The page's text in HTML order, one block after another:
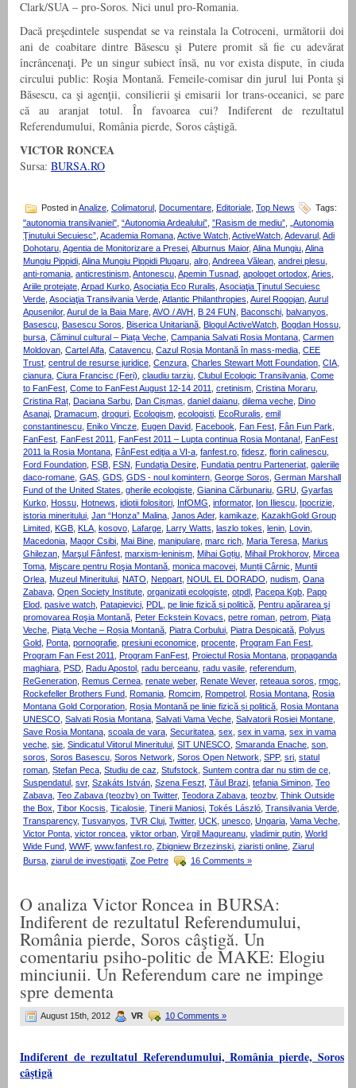
Clark/SUA – pro-Soros. Nici unul pro-Romania.
Dacă preşedintele suspendat se va reinstala la Cotroceni, următorii doi
ani de coabitare dintre Băsescu şi Putere promit să fie cu adevărat
încrâncenaţi. Pe un singur subiect însă, nu vor exista dispute, în ciuda
circului public: Roşia Montană. Femeile-comisar din jurul lui Ponta şi
Băsescu, ca şi agenţii, consilierii şi emisarii lor trans-oceanici, se pare
că au aranjat totul. În favoarea cui? Indiferent de rezultatul
Referendumului, România pierde, Soros câştigă.
VICTOR RONCEA
Sursa: BURSA.RO
Posted inAnalize Colimatorul Documentare Editoriale Top News
Tags:
"autonomia transilvaniei", “Autonomia Ardealului”, ”Rasism de mediu”, „Autonomia
Ţinutului Secuiesc”, Academia Romana, Active Watch, ActiveWatch, Adevarul , Adi
Dohotaru, Agentia de Monitorizare a Presei, Alburnus Maior, Alina Mungiu, Alina
Mungiu Pippidi, Alina Mungiu Pippidi Plugaru, alro, Andreea Vălean, andrei plesu,
anti-romania, anticrestinism, Antonescu, Apemin Tusnad, apologet ortodox, Aries,
Ariile protejate, Arpad Kurko, Asociația Eco Ruralis, Asociaţia Ţinutul Secuiesc
Verde, Asociaţia Transilvania Verde, Atlantic Philanthropies, Aurel Rogojan, Aurul
Apusenilor, Aurul de la Baia Mare, AVO / AVH , B 24 FUN, Baconschi, balvanyos,
Basescu, Basescu Soros, Biserica Unitariană, Blogul ActiveWatch, Bogdan Hossu,
bursa, Căminul cultural – Piața Veche, Campania Salvati Rosia Montana, Carmen
Moldovan, Cartel Alfa, Catavencu, Cazul Roșia Montană în mass-media, CEE
Trust, centrul de resurse juridice, Cenzura, Charles Stewart Mott Foundation, CIA,
cianura, Ciura Francisc (Feri), claudiu tarziu, Clubul Ecologic Transilvania, Come
to FanFest, Come to FanFest August 12-14 2011, cretinism, Cristina Moraru,
Cristina Raț, Daciana Sarbu, Dan Cișmaș, daniel daianu, dilema veche, Dino
Asanaj, Dramacum, droguri, Ecologism, ecologisti, EcoRuralis, emil
constantinescu, Eniko Vincze, Eugen David, Facebook, Fan Fest, Fân Fun Park,
FanFest, FanFest 2011, FanFest 2011 – Lupta continua Rosia Montana!, FanFest
2011 la Rosia Montana, FânFest ediţia a VI-a, fanfest.ro, fidesz, florin calinescu,
Ford Foundation, FSB, FSN, Fundația Desire, Fundatia pentru Parteneriat, galeriile
daco-romane, GAS, GDS, GDS - noul komintern, George Soros, German Marshall
Fund of the United States, gherile ecologiste, Gianina Cărbunariu, GRU, Gyarfas
Kurko, Hossu, Hotnews, idiotii folositori, InfOMG, informator, Ion Iliescu, Ipocrizie,
istoria mineritului, Jan “Honza” Malina, Janos Ader, kamikaze, KazakhGold Group
Limited, KGB, KLA, kosovo, Lafarge, Larry Watts, laszlo tokes, lenin, Lovin,
Macedonia, Magor Csibi, Mai Bine, manipulare, marc rich, Maria Teresa, Marius
Ghilezan, Marşul Fânfest, marxism-leninism, Mihai Goțiu, Mihail Prokhorov, Mircea
Toma, Mişcare pentru Roşia Montană, monica macovei, Munții Cârnic, Muntii
Orlea, Muzeul Mineritului, NATO, Neppart, NOUL EL DORADO, nudism, Oana
Zabava, Open Society Institute, organizatii ecologiste, otpdl , Pacepa Kgb, Papp
Elod, pasive watch, Patapievici, PDL, pe linie fizică și politică, Pentru apărarea şi
promovarea Roşia Montană, Peter Eckstein Kovacs, petre roman, petrom, Piața
Veche, Piața Veche – Roșia Montană, Piatra Corbului, Piatra Despicată, Polyus
Gold, Ponta, pornografie, presiuni economice, procente, Program Fan Fest,
Program Fan Fest 2011, Program FanFest, Proiectul Rosia Montana, propaganda
maghiara, PSD, Radu Apostol , radu berceanu, radu vasile, referendum,
ReGeneration, Remus Cernea, renate weber, Renate Wever, reteaua soros, rmgc,
Rockefeller Brothers Fund, Romania, Romcim, Rompetrol , Rosia Montana, Rosia
Montana Gold Corporation, Roșia Montană pe linie fizică și politică, Rosia Montana
UNESCO, Salvati Rosia Montana, Salvati Vama Veche, Salvatorii Rosiei Montane,
Save Rosia Montana, scoala de vara, Securitatea, sex, sex in vama, sex in vama
veche, sie, Sindicatul Viitorul Mineritului, SIT UNESCO, Smaranda Enache, son,
soros, Soros Basescu, Soros Network, Soros Open Network, SPP, sri, statul
roman, Ștefan Peca, Studiu de caz, Stufstock, Suntem contra dar nu stim de ce,
Suspendatul , svr, Szakáts István, Szena Feszt, Tăul Brazi, tefania Siminon, Teo
Zabava, Teo Zabava (teozbv) on Twitter, Teodora Zabava, teozbv, Think Outside
the Box, Tibor Kocsis, Ticalosie, Tinerii Maniosi, Tokés László, Transilvania Verde,
Transparency, Tusvanyos, TVR Cluj, Twitter, UCK, unesco, Ungaria, Vama Veche,
Victor Ponta, victor roncea, viktor orban, Virgil Magureanu, vladimir putin, World
Wide Fund, WWF, www.fanfest.ro, Zbigniew Brzezinski, ziaristi online, Ziarul
Bursa ziarul de investigatii Zoe Petre 16 Comments »
O analiza Victor Roncea in BURSA:
Indiferent de rezultatul Referendumului,
România pierde, Soros câştigă. Un
comentariu psiho-politic de MAKE: Elogiu
minciunii. Un Referendum care ne impinge
spre dementa
August 15th, 2012 VR 10 Comments »
Indiferent de rezultatul Referendumului, România pierde, Soros
câştigă